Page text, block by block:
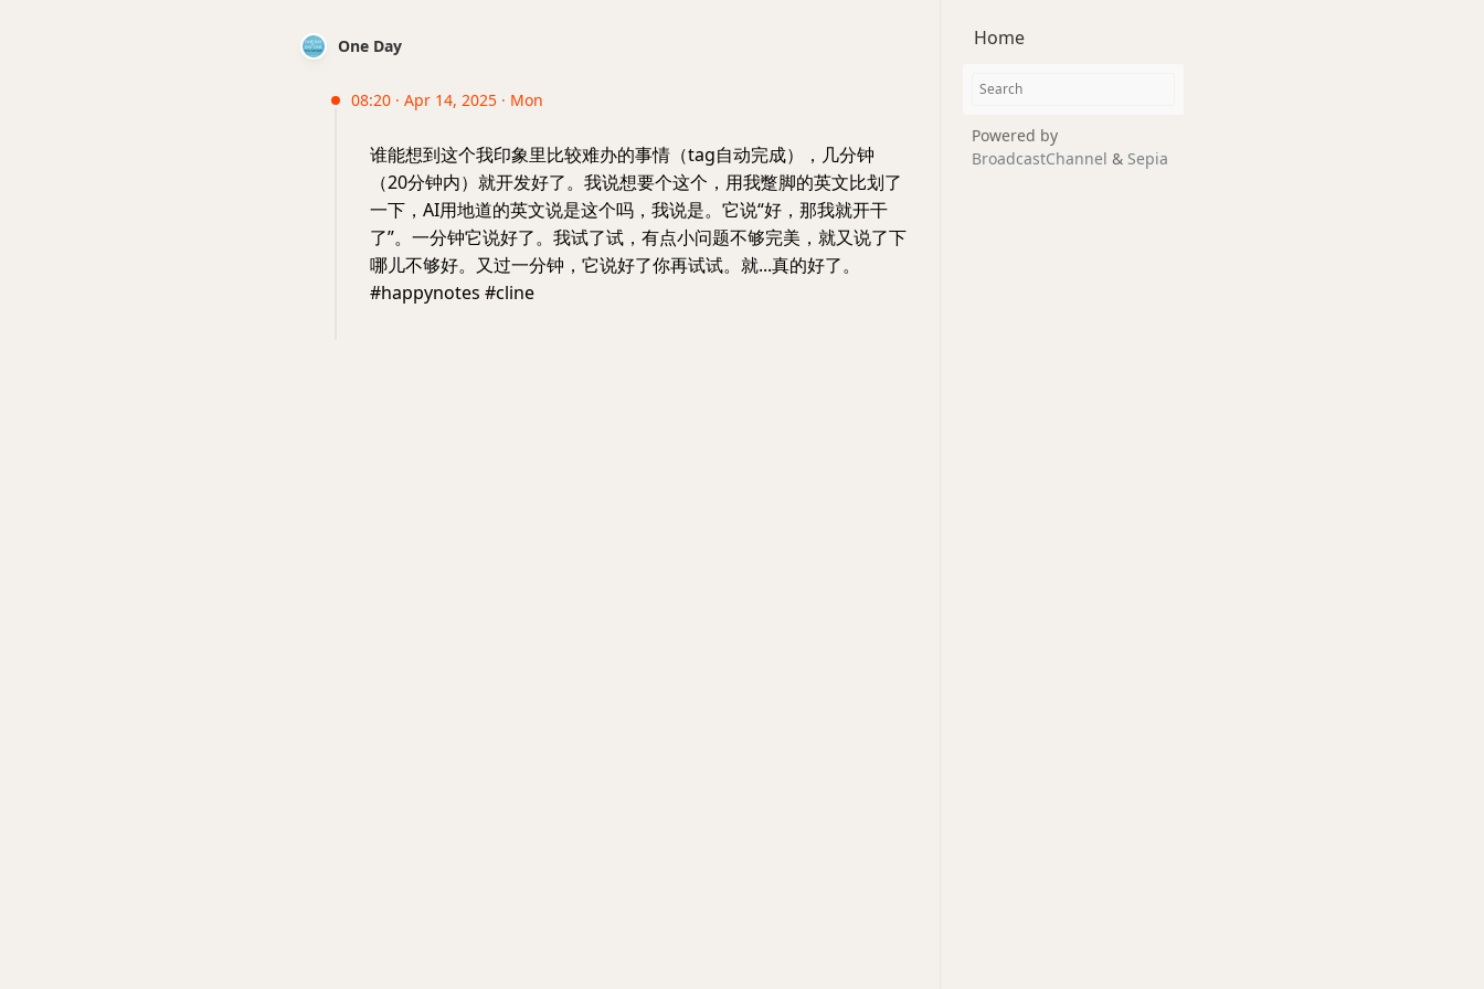
One Day
08:20 · Apr 14, 2025 · Mon
谁能想到这个我印象里比较难办的事情（tag自动完成），几分钟
（20分钟内）就开发好了。我说想要个这个，用我蹩脚的英文比划了
一下，AI用地道的英文说是这个吗，我说是。它说“好，那我就开干
了”。一分钟它说好了。我试了试，有点小问题不够完美，就又说了下
哪儿不够好。又过一分钟，它说好了你再试试。就...真的好了。
#happynotes #cline
Home
Powered by
BroadcastChannel & Sepia